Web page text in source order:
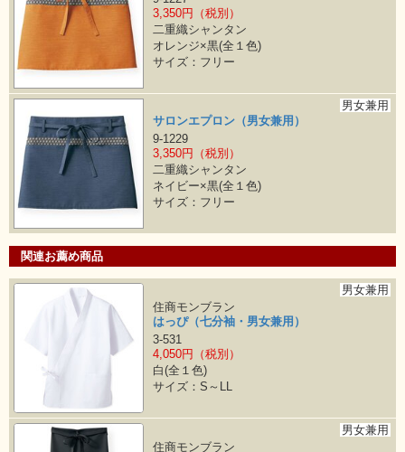
3,350円（税別）
二重織シャンタン
オレンジ×黒(全１色)
サイズ：フリー
男女兼用
サロンエプロン（男女兼用）
9-1229
3,350円（税別）
二重織シャンタン
ネイビー×黒(全１色)
サイズ：フリー
関連お薦め商品
男女兼用
住商モンブラン
はっぴ（七分袖・男女兼用）
3-531
4,050円（税別）
白(全１色)
サイズ：S～LL
男女兼用
住商モンブラン